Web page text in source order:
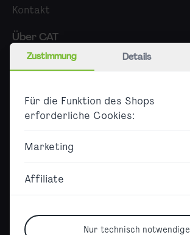
Zustimmung Details
Für die Funktion des Shops
erforderliche Cookies:
Marketing
Affiliate
Nur technisch notwendige
Kontakt
Über CAT
Karriere
B2B
Barrierefreier Ticketkauf
Barrierefreiheitserklärung
Sitemap